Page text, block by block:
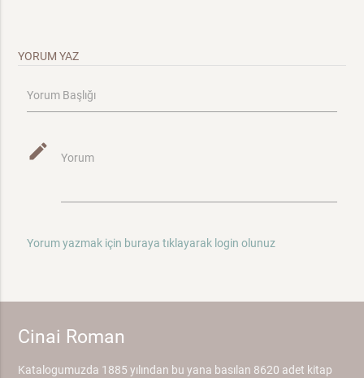
YORUM YAZ
Yorum Başlığı
mode_edit Yorum
Yorum yazmak için buraya tıklayarak login olunuz
Cinai Roman
Katalogumuzda 1885 yılından bu yana basılan 8620 adet kitap